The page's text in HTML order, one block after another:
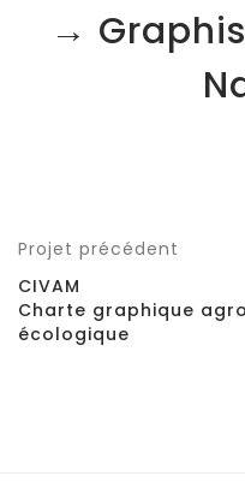
→
Projet précédent
CIVAM
Charte graphique
écologique